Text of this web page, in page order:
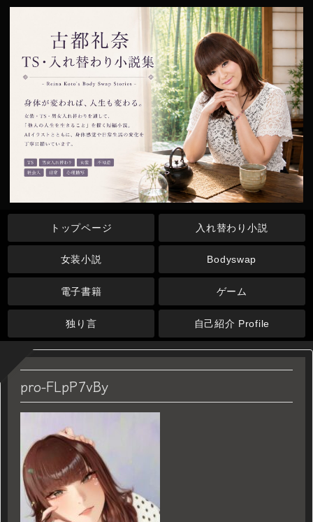
トップページ 入れ替わり小説
女装小説 Bodyswap
電子書籍 ゲーム
独り言 自己紹介 Profile
pro-FLpP7vBy